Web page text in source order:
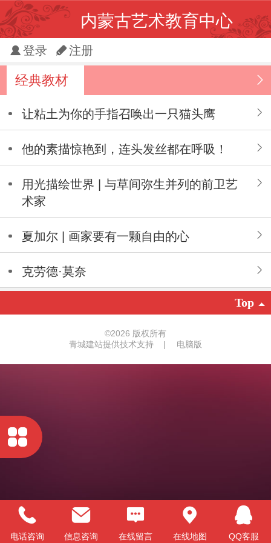
内蒙古艺术教育中心
登录 注册
经典教材
让粘土为你的手指召唤出一只猫头鹰
他的素描惊艳到，连头发丝都在呼吸！
用光描绘世界 | 与草间弥生并列的前卫艺
术家
夏加尔 | 画家要有一颗自由的心
克劳德·莫奈
Top
©2026 版权所有
青城建站提供技术支持
| 电脑版
电话咨询 信息咨询 在线留言 在线地图 QQ客服